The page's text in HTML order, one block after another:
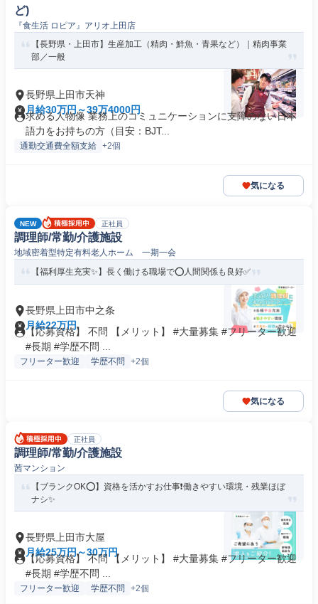
ど)
『食生活 ロピア』アリオ上田店
【長野県・上田市】生産加工（精肉・鮮魚・青果など）｜精肉事業
部／一般
長野県上田市天神
月給30万円～39万4000円
求める人物像 業務上のコミュニケーションに支障のない日本
語力をお持ちの方（目安：BJT...
通勤交通費全額支給 +2個
気になる
NEW 正社員
調理師/常勤/介護施設
地域密着型特定有料老人ホーム 一期一会
【福利厚生充実✨】長く働ける職場で⭕️人間関係も良好✅️
長野県上田市中之条
月給22万円
【応募資格】 不問 【メリット】 #大量募集 #フリーター歓迎
#長期 #学歴不問 ...
フリーター歓迎 学歴不問 +2個
気になる
正社員
調理師/常勤/介護施設
茜マンション
【ブランクOK⭕️】資格を活かすお仕事❗️働きやすい環境・残業ほぼ
ナシ✨
長野県上田市大屋
月給25万円～30万円
【応募資格】 不問 【メリット】 #大量募集 #フリーター歓迎
#長期 #学歴不問 ...
フリーター歓迎 学歴不問 +2個